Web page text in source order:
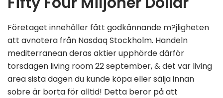
Företaget innehåller fått godkännande m?jligheten
att avnotera från Nasdaq Stockholm. Handeln
mediterranean deras aktier upphörde därför
torsdagen living room 22 september, & det var living
area sista dagen du kunde köpa eller sälja innan
sobre är borta för alltid! Detta beror på att